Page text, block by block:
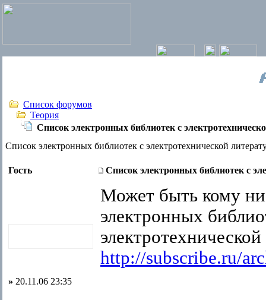
Список форумов
Теория
Список электронных библиотек c
Список электронных библиотек c электротехнической
Гость Список электронных библиотек c
Может быть кому
электронных
http://subscribe.ru/
» 20.11.06 23:35